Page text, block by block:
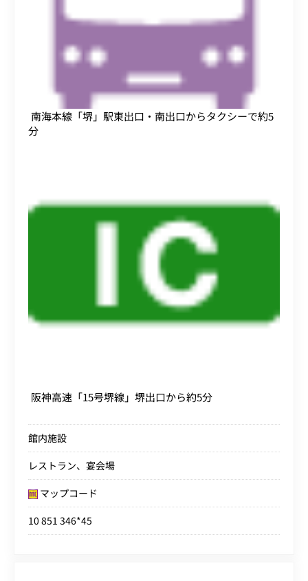
南海本線「堺」駅東出口・南出口からタクシーで約5
分
阪神高速「15号堺線」堺出口から約5分
館内施設
レストラン、宴会場
マップコード
10 851 346*45